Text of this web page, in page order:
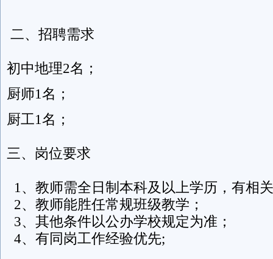
二、招聘需求
初中地理2名；
厨师1名；
厨工1名；
三、岗位要求
1、教师需全日制本科及以上学历，有相
2、教师能胜任常规班级教学；
3、其他条件以公办学校规定为准；
4、有同岗工作经验优先;